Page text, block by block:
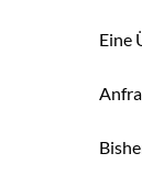
Eine